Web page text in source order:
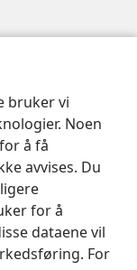
bruker vi
Noen
å få
avvises. Du
for å
dataene vil
For